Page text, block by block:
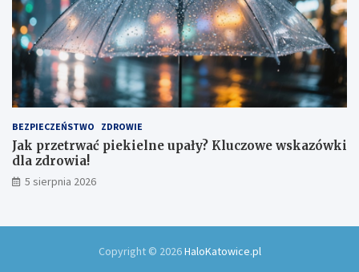
BEZPIECZEŃSTWO ZDROWIE
Jak przetrwać piekielne upały? Kluczowe wskazówki
dla zdrowia!
5 sierpnia 2026
Copyright © 2026HaloKatowice.pl